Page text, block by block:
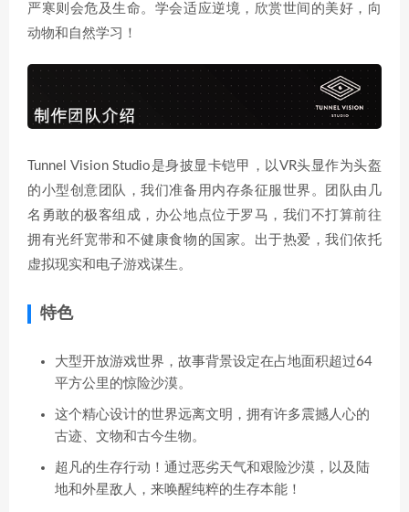
严寒则会危及生命。学会适应逆境，欣赏世间的美好，向
动物和自然学习！
Tunnel Vision Studio是身披显卡铠甲，以VR头显作为头盔
的小型创意团队，我们准备用内存条征服世界。团队由几
名勇敢的极客组成，办公地点位于罗马，我们不打算前往
拥有光纤宽带和不健康食物的国家。出于热爱，我们依托
虚拟现实和电子游戏谋生。
特色
大型开放游戏世界，故事背景设定在占地面积超过64
平方公里的惊险沙漠。
这个精心设计的世界远离文明，拥有许多震撼人心的
古迹、文物和古今生物。
超凡的生存行动！通过恶劣天气和艰险沙漠，以及陆
地和外星敌人，来唤醒纯粹的生存本能！